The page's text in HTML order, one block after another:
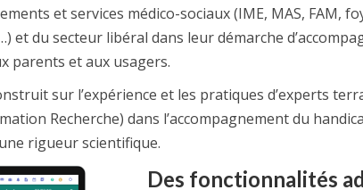
et services médico-sociaux (IME, MAS, FAM,
et du secteur libéral dans leur démarche
parents et aux usagers.
sur l’expérience et les pratiques d’experts
Recherche) dans l’accompagnement du
rigueur scientifique.
Des fonctionnalités